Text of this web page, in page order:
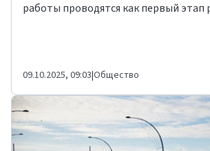
работы проводятся как первый этап
09.10.2025, 09:03|Общество